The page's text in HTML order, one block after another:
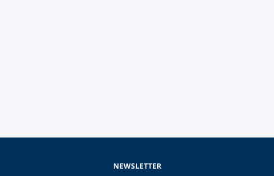
NEWSLETTER